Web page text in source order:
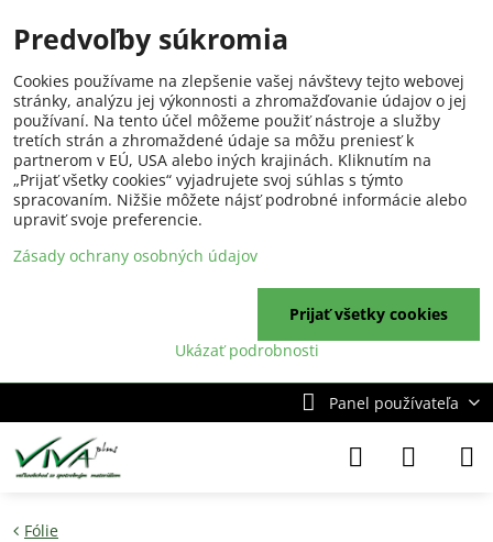
Panel používateľa
Fólie
Predvoľby súkromia
Cookies používame na zlepšenie vašej návštevy tejto webovej
stránky, analýzu jej výkonnosti a zhromažďovanie údajov o jej
používaní. Na tento účel môžeme použiť nástroje a služby
tretích strán a zhromaždené údaje sa môžu preniesť k
partnerom v EÚ, USA alebo iných krajinách. Kliknutím na
„Prijať všetky cookies“ vyjadrujete svoj súhlas s týmto
spracovaním. Nižšie môžete nájsť podrobné informácie alebo
upraviť svoje preferencie.
Zásady ochrany osobných údajov
Ukázať podrobnosti
Prijať všetky cookies